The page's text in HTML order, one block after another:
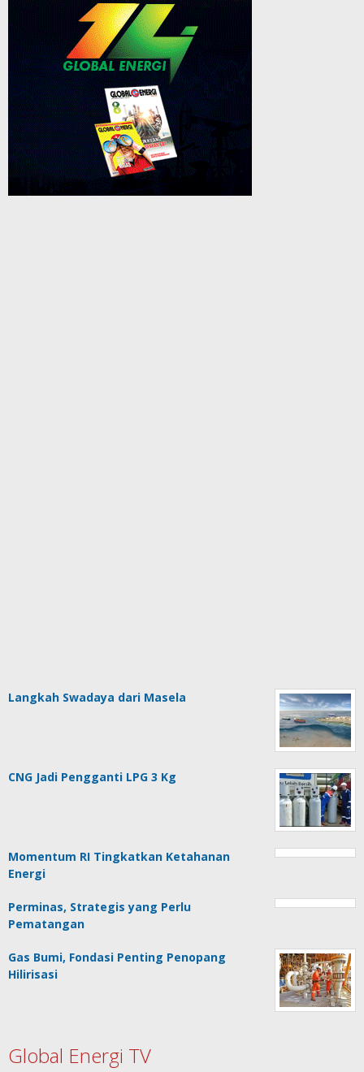
Langkah Swadaya dari Masela
CNG Jadi Pengganti LPG 3 Kg
Momentum RI Tingkatkan Ketahanan
Energi
Perminas, Strategis yang Perlu
Pematangan
Gas Bumi, Fondasi Penting Penopang
Hilirisasi
Global Energi TV